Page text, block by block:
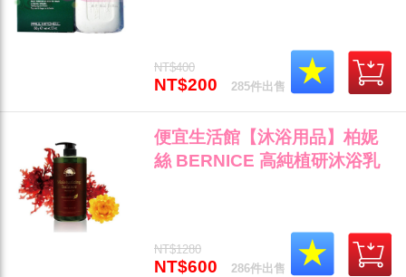
NT$400
NT$200 285件出售
便宜生活館【沐浴用品】柏妮
絲 BERNICE 高純植研沐浴乳
NT$1280
NT$600 286件出售